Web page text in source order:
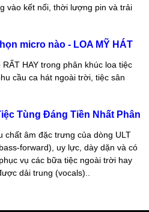
vào kết nối, thời lượng pin và trải
micro nào - LOA MỸ HÁT
HAY trong phân khúc loa tiệc
cầu ca hát ngoài trời, tiệc sân
Tùng Đáng Tiền Nhất Phân
chất âm đặc trưng của dòng ULT
forward), uy lực, dày dặn và có
vụ các bữa tiệc ngoài trời hay
dải trung (vocals)..